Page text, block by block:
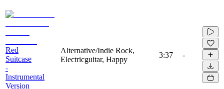
Red
Suitcase
-
Instrumental
Version
Alternative/Indie Rock,
Electricguitar, Happy
3:37 -